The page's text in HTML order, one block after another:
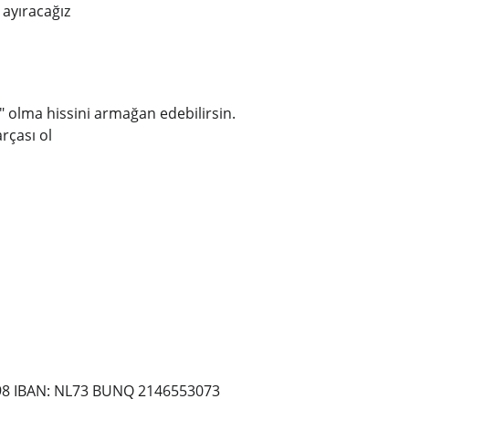
olma hissini armağan edebilirsin.
ol
IBAN: NL73 BUNQ 2146553073